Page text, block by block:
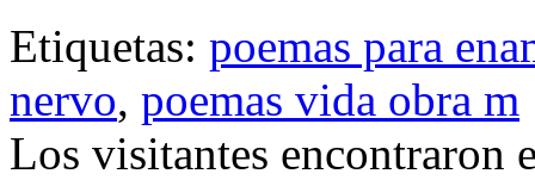
Etiquetas: poemas para
nervo, poemas vida obra m
Los visitantes encontraron